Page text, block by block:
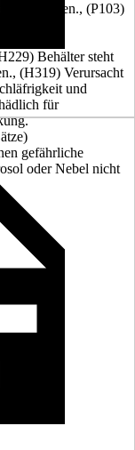
gelangen., (P103)
Behälter steht
(H319) Verursacht
und
für
gefährliche
oder Nebel nicht